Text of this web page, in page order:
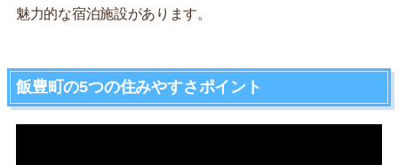
魅力的な宿泊施設があります。
飯豊町の5つの住みやすさポイント